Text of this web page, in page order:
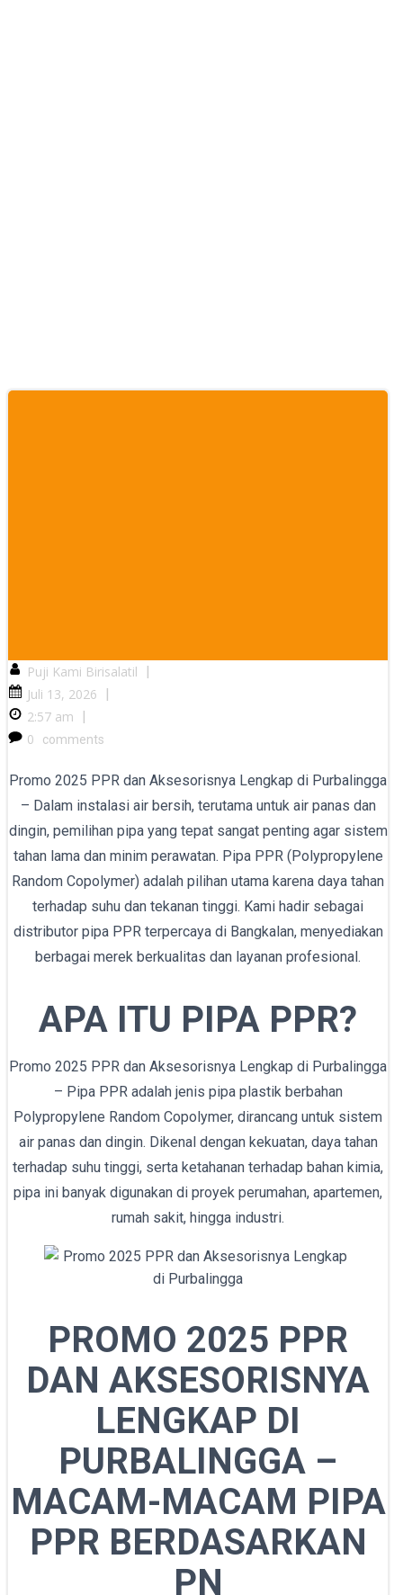
Puji Kami Birisalatil
|
Juli 13, 2026
|
2:57 am
|
0
comments
Promo 2025 PPR dan Aksesorisnya Lengkap di Purbalingga
– Dalam instalasi air bersih, terutama untuk air panas dan
dingin, pemilihan pipa yang tepat sangat penting agar sistem
tahan lama dan minim perawatan. Pipa PPR (Polypropylene
Random Copolymer) adalah pilihan utama karena daya tahan
terhadap suhu dan tekanan tinggi. Kami hadir sebagai
distributor pipa PPR terpercaya di Bangkalan, menyediakan
berbagai merek berkualitas dan layanan profesional.
APA ITU PIPA PPR?
Promo 2025 PPR dan Aksesorisnya Lengkap di Purbalingga
– Pipa PPR adalah jenis pipa plastik berbahan
Polypropylene Random Copolymer, dirancang untuk sistem
air panas dan dingin. Dikenal dengan kekuatan, daya tahan
terhadap suhu tinggi, serta ketahanan terhadap bahan kimia,
pipa ini banyak digunakan di proyek perumahan, apartemen,
rumah sakit, hingga industri.
PROMO 2025 PPR
DAN AKSESORISNYA
LENGKAP DI
PURBALINGGA –
MACAM-MACAM PIPA
PPR BERDASARKAN
PN